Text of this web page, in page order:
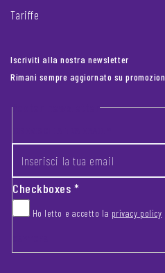
Tariffe
Iscriviti alla nostra newsletter
Rimani sempre aggiornato su
Footer newsletter
Checkboxes*
Ho letto e accetto la privacy policy